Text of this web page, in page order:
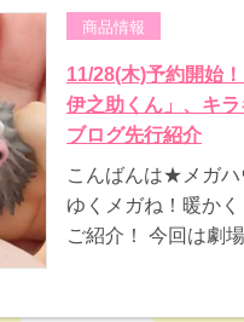
商品情報
11/28(木)予約開始
伊之助くん」、キ
ブログ先行紹介
こんばんは★メガハ
ゆくメガね！暖か
ご紹介！ 今回は劇